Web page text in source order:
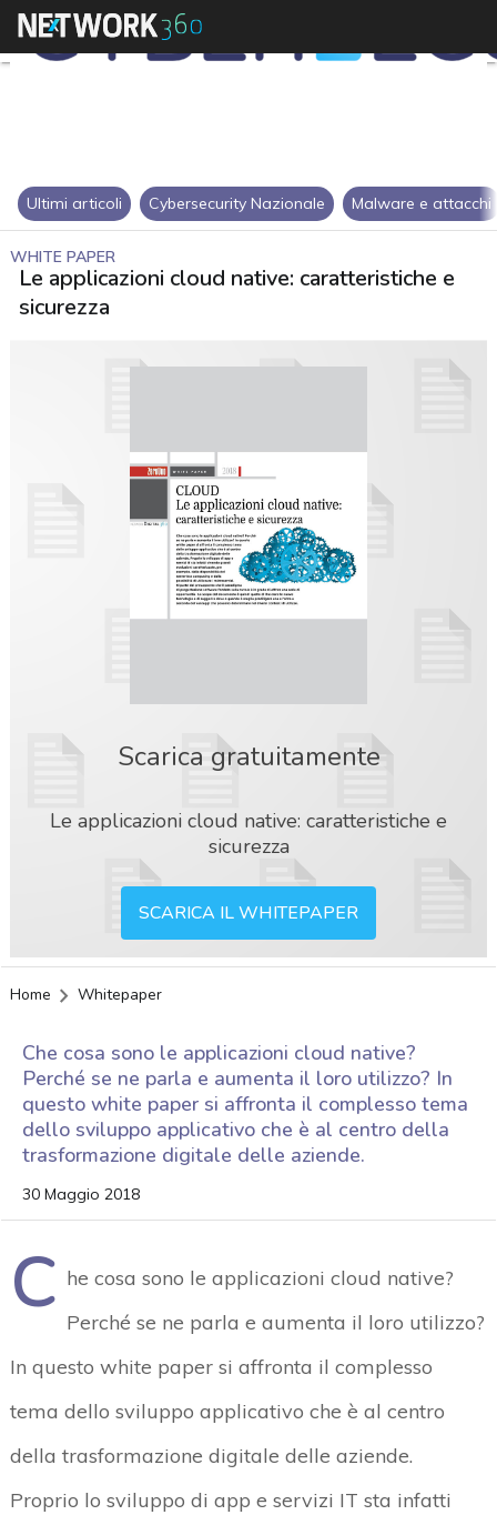
Ultimi articoli Cybersecurity Nazionale Malware e attacchi
WHITE PAPER
Le applicazioni cloud native: caratteristiche e
sicurezza
Scarica gratuitamente
Le applicazioni cloud native: caratteristiche e
sicurezza
SCARICA IL WHITEPAPER
Home Whitepaper
Che cosa sono le applicazioni cloud native?
Perché se ne parla e aumenta il loro utilizzo? In
questo white paper si affronta il complesso tema
dello sviluppo applicativo che è al centro della
trasformazione digitale delle aziende.
30 Maggio 2018
C he cosa sono le applicazioni cloud native?
Perché se ne parla e aumenta il loro utilizzo?
In questo white paper si affronta il complesso
tema dello sviluppo applicativo che è al centro
della trasformazione digitale delle aziende.
Proprio lo sviluppo di app e servizi IT sta infatti